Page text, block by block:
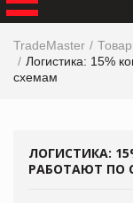
TradeMaster
Логистика: 15%
схемам
ЛОГИСТИКА:
РАБОТАЮТ ПО